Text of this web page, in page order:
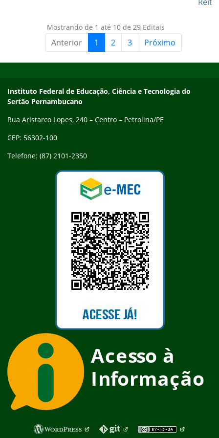
Mostrando de 1 até 10 de 29 Editais
Anterior 1 2 3
Próximo
Endereço
Instituto Federal de Educação, Ciência e Tecnologia do
Sertão Pernambucano
Rua Aristarco Lopes, 240 – Centro – Petrolina/PE
CEP: 56302-100
Telefone: (87) 2101-2350